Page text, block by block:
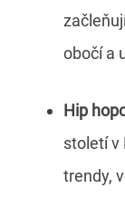
obočí a
Hip
století v
trendy,